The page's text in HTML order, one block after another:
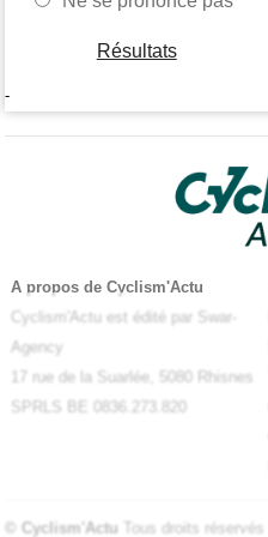
Résultats
-
A propos de Cyclism'Actu
Cyclism'Actu est édité par Swar-
Agency
17 rue de la Suarlée, 5080 Rhisnes
SPRLS BE 0836.273.820
© Cyclism'Actu Tous droits réservés